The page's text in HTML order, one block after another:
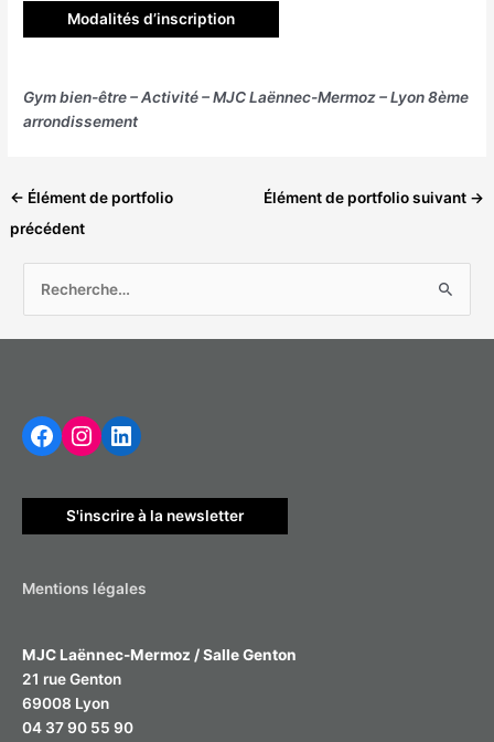
Modalités d’inscription
Gym bien-être – Activité – MJC Laënnec-Mermoz – Lyon 8ème
arrondissement
← Élément de portfolio
précédent
Élément de portfolio suivant →
r
h
e
Facebook
Instagram
LinkedIn
S'inscrire à la newsletter
Mentions légales
MJC Laënnec-Mermoz / Salle Genton
21 rue Genton
69008 Lyon
04 37 90 55 90